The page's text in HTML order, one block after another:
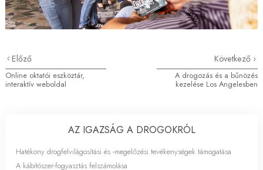
Előző
Online oktatói eszköztár,
interaktív weboldal
Következő
A drogozás és a bűnözés
kezelése Los Angelesben
AZ IGAZSÁG A DROGOKRÓL
Hatékony drogfelvilágosítási és -megelőzési tevékenységek támogatása
A kábítószer-fogyasztás felszámolása